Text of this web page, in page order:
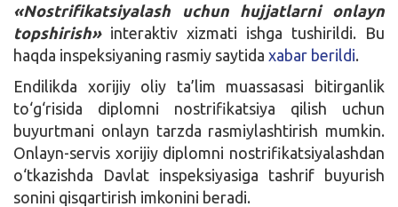
«Nostrifikatsiyalash uchun hujjatlarni onlayn
topshirish»interaktiv xizmati ishga tushirildi. Bu
haqda inspeksiyaning rasmiy saytida xabar berildi.
Endilikda xorijiy oliy ta’lim muassasasi bitirganlik
to‘g‘risida diplomni nostrifikatsiya qilish uchun
buyurtmani onlayn tarzda rasmiylashtirish mumkin.
Onlayn-servis xorijiy diplomni nostrifikatsiyalashdan
o‘tkazishda Davlat inspeksiyasiga tashrif buyurish
sonini qisqartirish imkonini beradi.